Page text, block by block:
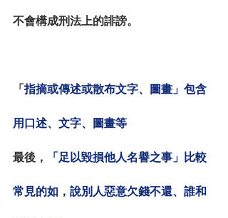
不會構成刑法上的誹謗。
「 指摘或傳述或散布文字、圖畫」包含
用口述、文字、圖畫等
最後， 「足以毀損他人名譽之事」比較
常見的如，說別人惡意欠錢不還、誰和